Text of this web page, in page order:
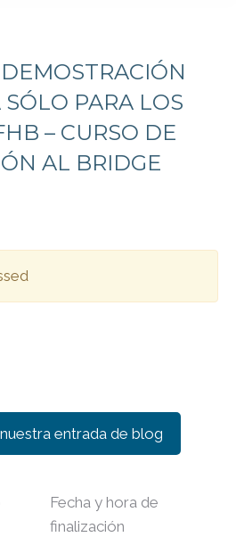
PARA LOS
– CURSO DE
AL BRIDGE
entrada de blog
Fecha y hora de
finalización